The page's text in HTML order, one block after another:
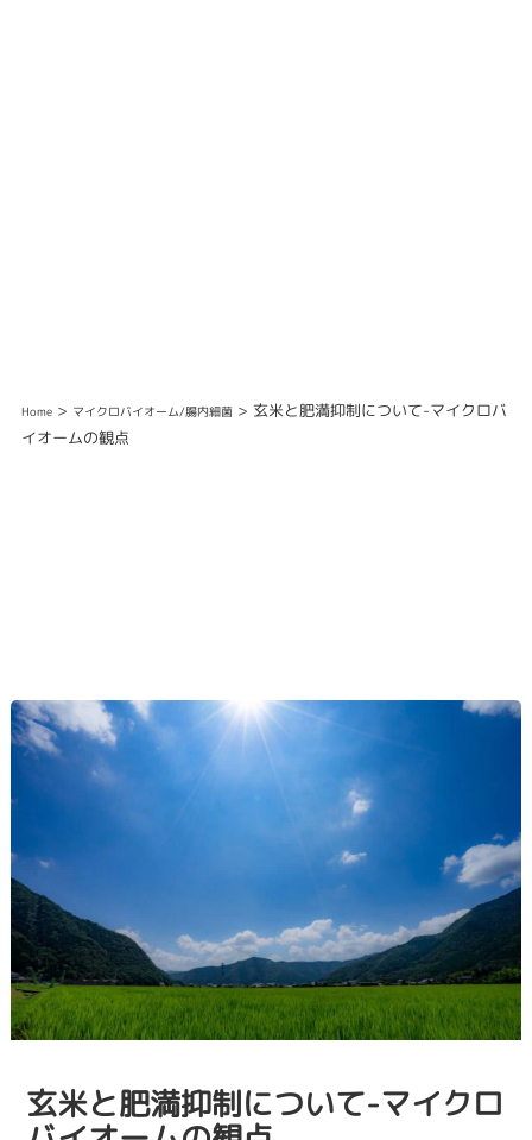
Home> マイクロバイオーム/腸内細菌> 玄米と肥満抑制について-マイクロバ
イオームの観点
玄米と肥満抑制について-マイクロ